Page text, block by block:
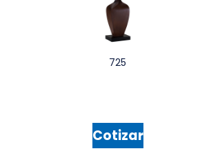
725
Cotizar